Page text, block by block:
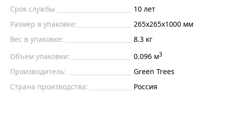
Срок службы
10 лет
Размер в упаковке:
265х265х1000 мм
Вес в упаковке:
8.3 кг
Объём упаковки:
0.096 м3
Производитель:
Green Trees
Страна производства:
Россия